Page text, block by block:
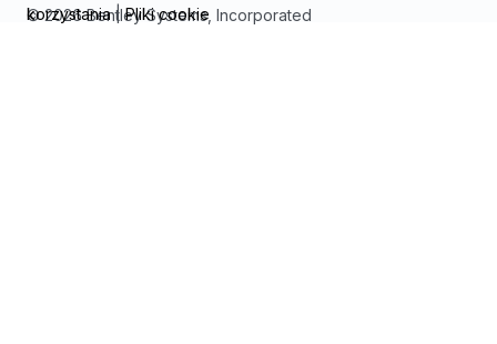
© 2026 Bentley Systems, Incorporated
korzystania|Pliki cookie